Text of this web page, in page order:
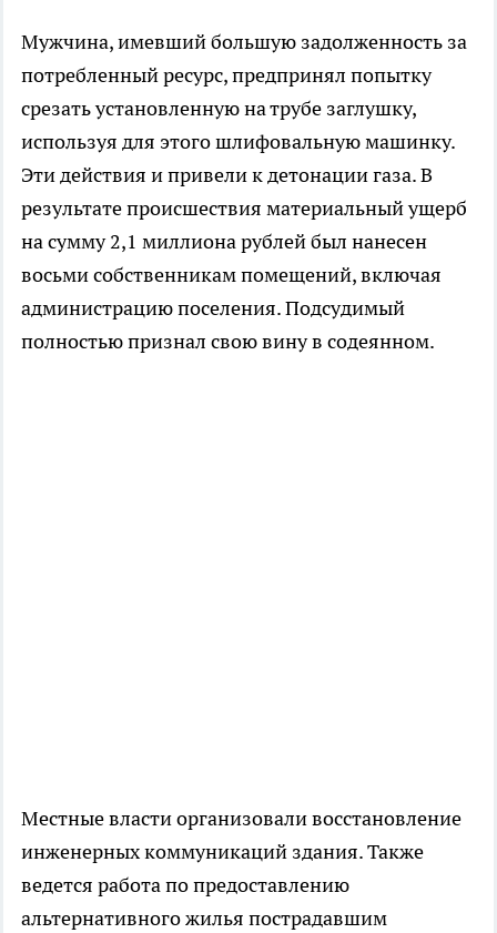
Мужчина, имевший большую задолженность за
потребленный ресурс, предпринял попытку
срезать установленную на трубе заглушку,
используя для этого шлифовальную машинку.
Эти действия и привели к детонации газа. В
результате происшествия материальный ущерб
на сумму 2,1 миллиона рублей был нанесен
восьми собственникам помещений, включая
администрацию поселения. Подсудимый
полностью признал свою вину в содеянном.
Местные власти организовали восстановление
инженерных коммуникаций здания. Также
ведется работа по предоставлению
альтернативного жилья пострадавшим